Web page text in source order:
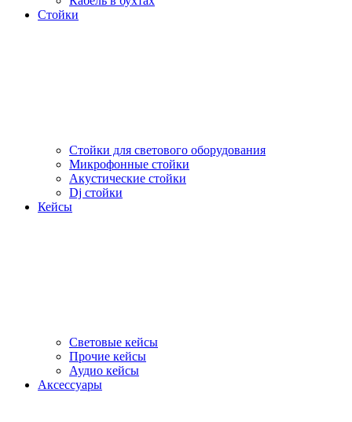
Стойки
Стойки для светового оборудования
Микрофонные стойки
Акустические стойки
Dj стойки
Кейсы
Световые кейсы
Прочие кейсы
Аудио кейсы
Аксессуары